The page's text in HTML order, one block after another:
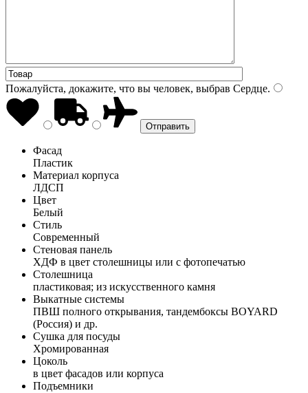
Пожалуйста, докажите, что вы человек, выбрав Сердце.
Фасад
Пластик
Материал корпуса
ЛДСП
Цвет
Белый
Стиль
Современный
Стеновая панель
ХДФ в цвет столешницы или с фотопечатью
Столешница
пластиковая; из искусственного камня
Выкатные системы
ПВШ полного открывания, тандембоксы BOYARD
(Россия) и др.
Сушка для посуды
Хромированная
Цоколь
в цвет фасадов или корпуса
Подъемники